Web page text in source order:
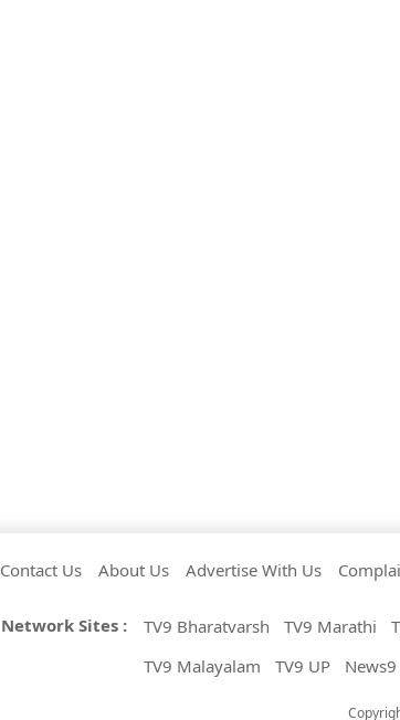
Contact Us About Us Advertise With Us
Network Sites : TV9 Bharatvarsh TV9 Marathi
TV9 Malayalam
TV9 UP News9